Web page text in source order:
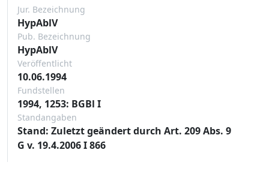
Jur. Bezeichnung
HypAblV
Pub. Bezeichnung
HypAblV
Veröffentlicht
10.06.1994
Fundstellen
1994, 1253: BGBl I
Standangaben
Stand: Zuletzt geändert durch Art. 209 Abs. 9
G v. 19.4.2006 I 866